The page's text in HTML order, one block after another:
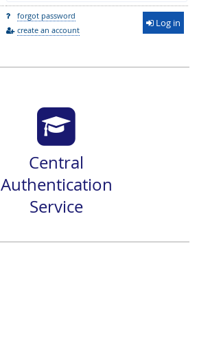
forgot password
create an account
Log in
Central
Authentication
Service